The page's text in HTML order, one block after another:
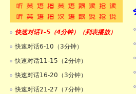
快速对话1-5（4分钟）（列表播放）
快速对话6-10（3分钟）
快速对话11-15（2分钟）
快速对话16-20（3分钟）
快速对话21-27（7分钟）